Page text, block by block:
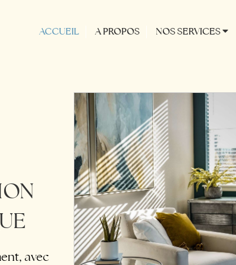
ACCUEIL A PROPOS NOS SERVICES
avec